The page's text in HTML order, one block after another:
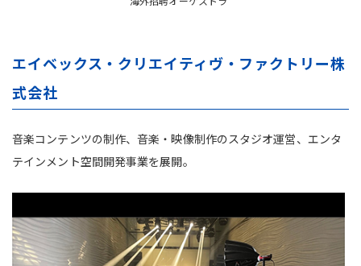
エイベックス・クリエイティヴ・ファクトリー株
式会社
音楽コンテンツの制作、音楽・映像制作のスタジオ運営、エンタ
テインメント空間開発事業を展開。